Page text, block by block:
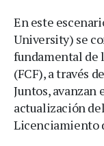
En este
University) se
fundamental de
(FCF), a través
Juntos,
actualización
Licenciamiento